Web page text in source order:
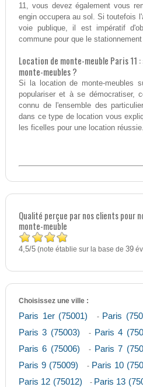
11, vous devez également vous
engin occupera au sol. Si toutefois
voie publique, il est impératif
commune pour que le
Location de monte-meuble Paris 11
monte-meubles ?
Si la location de monte-meubles
populariser et à se démocratiser,
connu de l'ensemble des
dans ce type de location vous
les ficelles pour une location réussie.
Qualité perçue par nos clients pour
monte-meuble
4,5/5(note établie sur la base de 39
Choisissez une ville :
Paris 1er (75001) - Paris
Paris 3 (75003) - Paris 4
Paris 6 (75006) - Paris 7
Paris 9 (75009) - Paris 10
Paris 12 (75012) - Paris 13